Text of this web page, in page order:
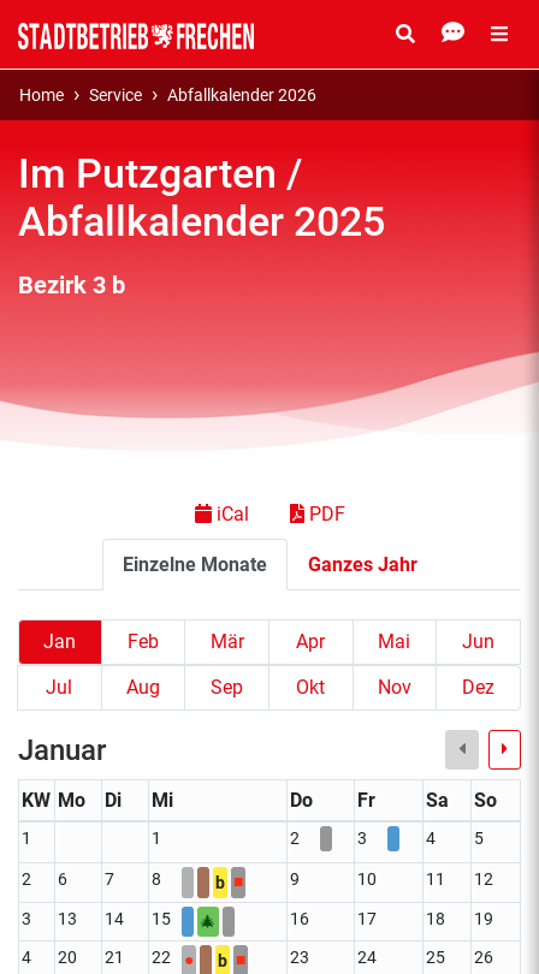
Home Service Abfallkalender 2026
Im Putzgarten /
Abfallkalender 2025
Bezirk 3 b
Einzelne Monate Ganzes Jahr
iCal PDF
Jan Feb Mär Apr Mai
Jun
Jul
Aug Sep Okt Nov Dez
Januar
KW Mo Di Mi Do Fr Sa So
1 1 2 3 4 5
2 6 7 8 b ■ 9 10 11 12
3 13 14 15 🎄 16 17 18
19
4
20 21 22 ● b ■ 23 24 25 26